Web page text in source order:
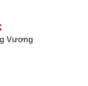
Vương